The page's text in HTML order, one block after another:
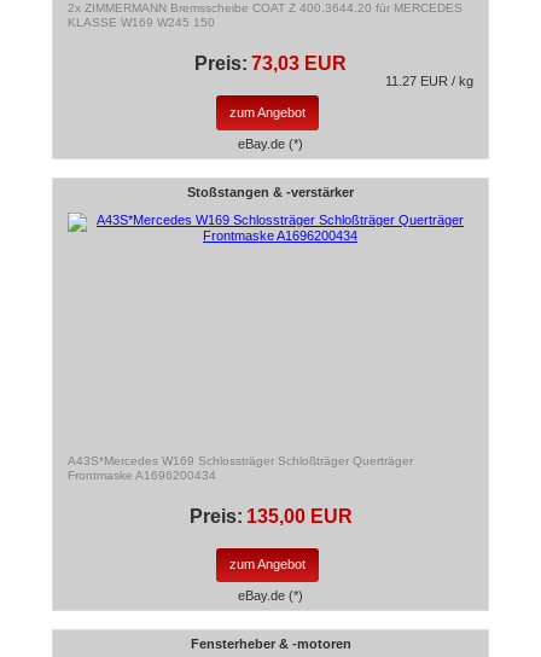
2x ZIMMERMANN Bremsscheibe COAT Z 400.3644.20 für MERCEDES
KLASSE W169 W245 150
Preis: 73,03 EUR
11.27 EUR / kg
zum Angebot
eBay.de (*)
Stoßstangen & -verstärker
A43S*Mercedes W169 Schlossträger Schloßträger Querträger
Frontmaske A1696200434
Preis: 135,00 EUR
zum Angebot
eBay.de (*)
Fensterheber & -motoren